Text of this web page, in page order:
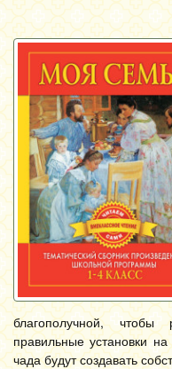
благополучной,
правильные установки
чада будут создавать